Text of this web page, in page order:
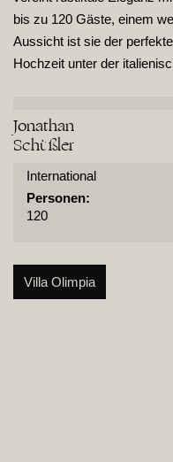
Jonathan
Schüßler
bis zu 120 Gäste, einem
Aussicht ist sie der
Hochzeit unter der
Adresse:
Via della Villa 12, 50050
International
Personen:
120
Villa Olimpia